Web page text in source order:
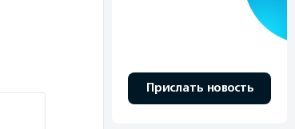
Прислать новость